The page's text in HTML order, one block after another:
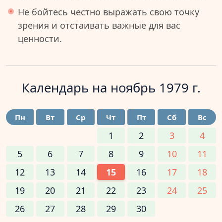
Не бойтесь честно выражать свою точку
зрения и отстаивать важные для вас
ценности.
Календарь на ноябрь 1979 г.
Пн Вт Ср Чт Пт Сб Вс
1 2 3
4
5
6 7 8 9 10
11
12
13 14 15 16 17
18
19
20 21 22 23 24
25
26
27 28 29 30